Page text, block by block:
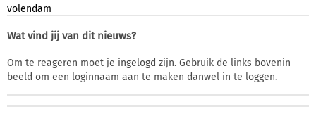
volendam
Wat vind jij van dit nieuws?
Om te reageren moet je ingelogd zijn. Gebruik de links bovenin
beeld om een loginnaam aan te maken danwel in te loggen.